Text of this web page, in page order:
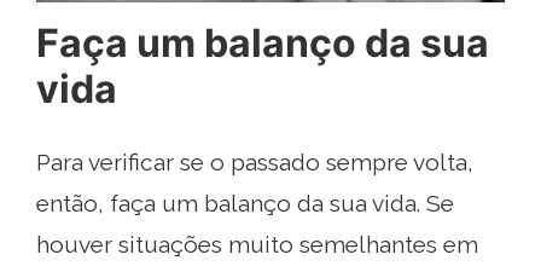
Faça um balanço da sua
vida
Para verificar se o passado sempre volta,
então, faça um balanço da sua vida. Se
houver situações muito semelhantes em